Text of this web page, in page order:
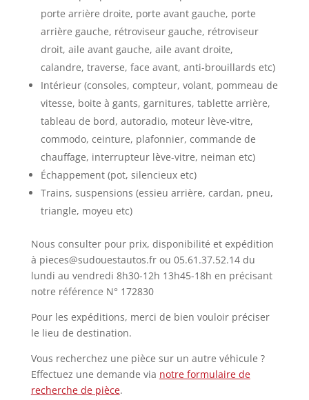
porte arrière droite, porte avant gauche, porte
arrière gauche, rétroviseur gauche, rétroviseur
droit, aile avant gauche, aile avant droite,
calandre, traverse, face avant, anti-brouillards etc)
Intérieur (consoles, compteur, volant, pommeau de
vitesse, boite à gants, garnitures, tablette arrière,
tableau de bord, autoradio, moteur lève-vitre,
commodo, ceinture, plafonnier, commande de
chauffage, interrupteur lève-vitre, neiman etc)
Échappement (pot, silencieux etc)
Trains, suspensions (essieu arrière, cardan, pneu,
triangle, moyeu etc)
Nous consulter pour prix, disponibilité et expédition
à pieces@sudouestautos.fr ou 05.61.37.52.14 du
lundi au vendredi 8h30-12h 13h45-18h en précisant
notre référence N° 172830
Pour les expéditions, merci de bien vouloir préciser
le lieu de destination.
Vous recherchez une pièce sur un autre véhicule ?
Effectuez une demande via notre formulaire de
recherche de pièce.